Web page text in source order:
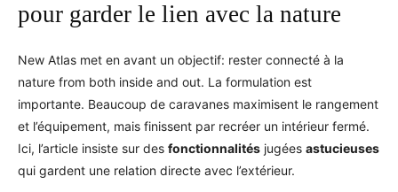
pour garder le lien avec la nature
New Atlas met en avant un objectif: rester connecté à la
nature from both inside and out. La formulation est
importante. Beaucoup de caravanes maximisent le rangement
et l’équipement, mais finissent par recréer un intérieur fermé.
Ici, l’article insiste sur des fonctionnalités jugées astucieuses
qui gardent une relation directe avec l’extérieur.